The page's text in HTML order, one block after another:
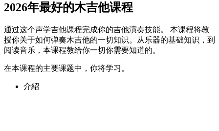
2026年最好的木吉他课程
通过这个声学吉他课程完成你的吉他演奏技能。 本课程将教
授你关于如何弹奏木吉他的一切知识。从乐器的基础知识，到
阅读音乐，本课程教给你一切你需要知道的。
在本课程的主要课题中，你将学习。
介紹